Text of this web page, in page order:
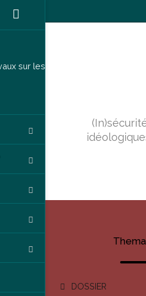
Thema
DOSSIER